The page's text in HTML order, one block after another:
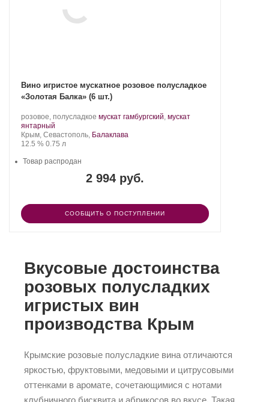
Вино игристое мускатное розовое полусладкое
«Золотая Балка» (6 шт.)
Производитель:
Золотая
Балка.
розовое, полусладкое .
винограда:
мускат гамбургский, мускат
янтарный
Регион:
Крым, Севастополь, Балаклава
Крепость
12.5 %. Объем
0.75 л
2 994 руб.
Товар распродан
СООБЩИТЬ О ПОСТУПЛЕНИИ
Вкусовые достоинства
розовых полусладких
игристых вин
производства Крым
Крымские розовые полусладкие вина отличаются
яркостью, фруктовыми, медовыми и цитрусовыми
оттенками в аромате, сочетающимися с нотами
клубничного бисквита и абрикосов во вкусе. Такая